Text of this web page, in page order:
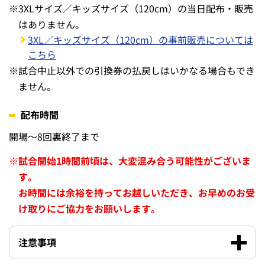
※3XLサイズ／キッズサイズ（120cm）の当日配布・販売
はありません。
3XL／キッズサイズ（120cm）の事前販売については
こちら
※試合中止以外での引換券の払戻しはいかなる場合もでき
ません。
配布時間
開場～8回裏終了まで
※試合開始1時間前頃は、大変混み合う可能性がございま
す。
お時間には余裕を持ってお越しいただき、お早めのお受
け取りにご協力をお願いします。
注意事項